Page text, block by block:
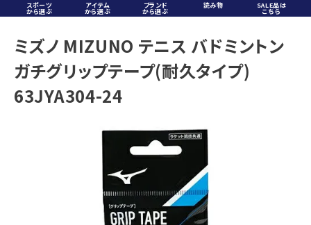
スポーツ
から選ぶ
アイテム
から選ぶ
ブランド
から選ぶ
読み物 SALE品は
こちら
ACCOUNT MENU
ようこそ ゲスト 様
meeting_room ログイン person
ミズノ MIZUNO テニス バドミントン
ガチグリップテープ(耐久タイプ)
63JYA304-24